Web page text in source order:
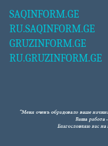
SAQINFORM.GE
RU.SAQINFORM.GE
GRUZINFORM.GE
RU.GRUZINFORM.GE